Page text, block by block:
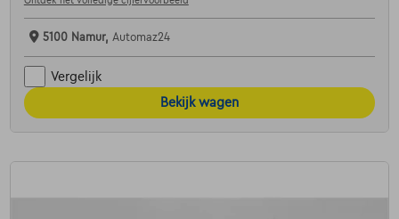
5100 Namur, Automaz24
Vergelijk
Bekijk wagen